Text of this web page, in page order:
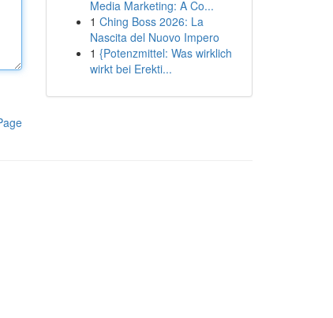
Media Marketing: A Co...
1 Ching Boss 2026: La
Nascita del Nuovo Impero
1 {Potenzmittel: Was wirklich
wirkt bei Erekti...